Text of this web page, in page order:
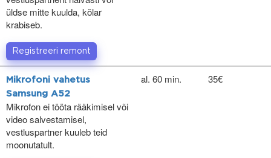
üldse mitte kuulda, kõlar
krabiseb.
Registreeri remont
Mikrofoni vahetus
Samsung A52
Mikrofon ei tööta rääkimisel või
video salvestamisel,
vestluspartner kuuleb teid
moonutatult.
al. 60 min. 35€